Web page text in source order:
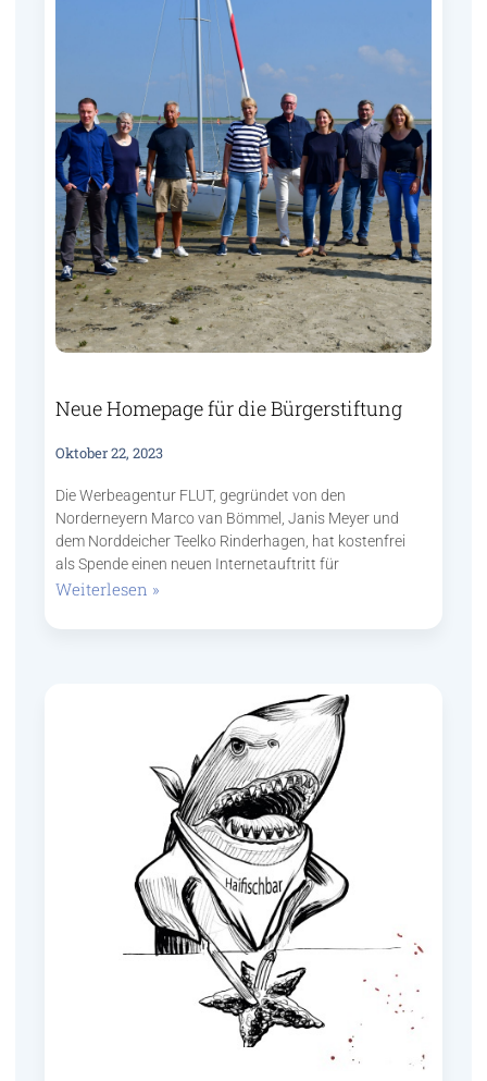
Neue Homepage für die Bürgerstiftung
Oktober 22, 2023
Die Werbeagentur FLUT, gegründet von den
Norderneyern Marco van Bömmel, Janis Meyer und
dem Norddeicher Teelko Rinderhagen, hat kostenfrei
als Spende einen neuen Internetauftritt für
Weiterlesen »